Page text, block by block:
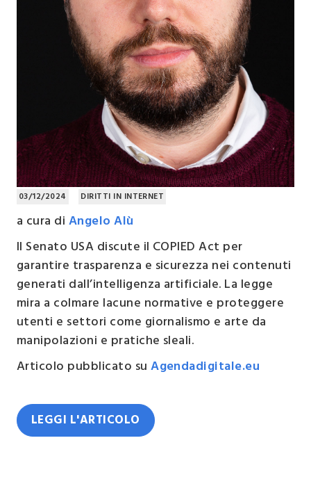
03/12/2024 DIRITTI IN INTERNET
a cura di Angelo Alù
Il Senato USA discute il COPIED Act per
garantire trasparenza e sicurezza nei contenuti
generati dall’intelligenza artificiale. La legge
mira a colmare lacune normative e proteggere
utenti e settori come giornalismo e arte da
manipolazioni e pratiche sleali.
Articolo pubblicato suAgendadigitale.eu
LEGGI L'ARTICOLO